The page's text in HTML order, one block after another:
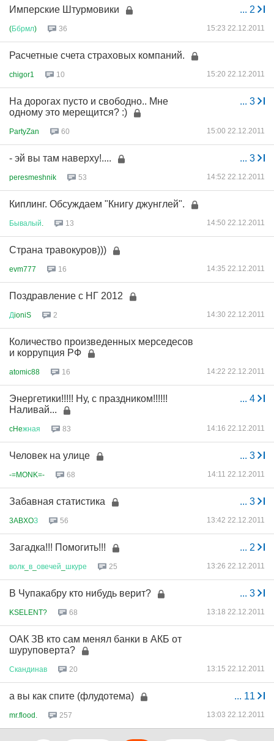
... 2
Имперские Штурмовики
(Ббрмл) 36 15:23 22.12.2011
Расчетные счета страховых компаний.
chigor1 10 15:20 22.12.2011
... 3
На дорогах пусто и свободно.. Мне
одному это мерещится? :)
PartyZan 60 15:00 22.12.2011
... 3
- эй вы там наверху!....
peresmeshnik 53 14:52 22.12.2011
Киплинг. Обсуждаем "Книгу джунглей".
Бывалый 13 14:50 22.12.2011
Страна травокуров)))
evm777 16 14:35 22.12.2011
Поздравление с НГ 2012
ДioniS 2 14:30 22.12.2011
Количество произведенных мерседесов
и коррупция РФ
atomic88 16 14:22 22.12.2011
... 4
Энергетики!!!!! Ну, с праздником!!!!!!
Наливай...
cHeжная 83 14:16 22.12.2011
... 3
Человек на улице
-=MONK=- 68 14:11 22.12.2011
... 3
Забавная статистика
3ABXOЗ 56 13:42 22.12.2011
... 2
Загадка!!! Помогить!!!
волк в овечей шкуре 25 13:26 22.12.2011
... 3
В Чупакабру кто нибудь верит?
KSELENT? 68 13:18 22.12.2011
ОАК ЗВ кто сам менял банки в АКБ от
шуруповерта?
Скандинав 20 13:15 22.12.2011
... 11
а вы как спите (флудотема)
mr.flood. 257 13:03 22.12.2011